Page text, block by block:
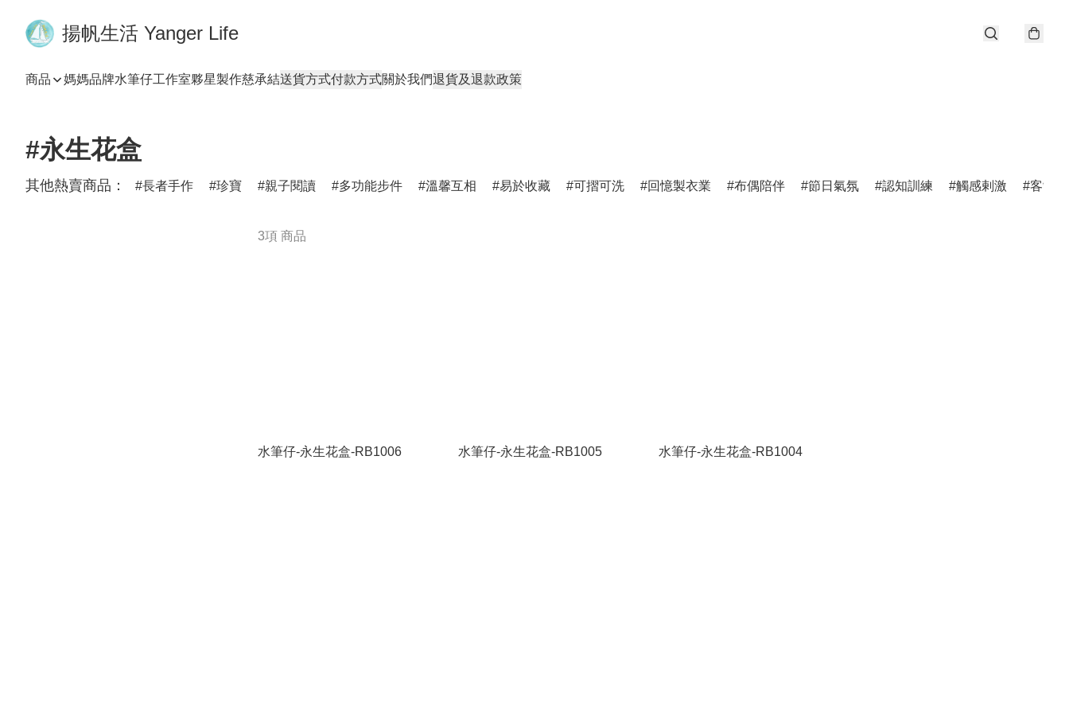
揚帆生活 Yanger Life
商品 媽媽品牌水筆仔工作室夥星製作慈承結送貨方式付款方式關於我們退貨及退款政策
#永生花盒
其他熱賣商品： 長者手作 珍寶 親子閱讀 多功能步件 溫馨互相 易於收藏 可摺可洗 回憶製衣業 布偶陪伴 節日氣氛 認知訓練 觸感剌激 客制化
3項 商品
水筆仔-永生花盒-RB1006 水筆仔-永生花盒-RB1005 水筆仔-永生花盒-RB1004